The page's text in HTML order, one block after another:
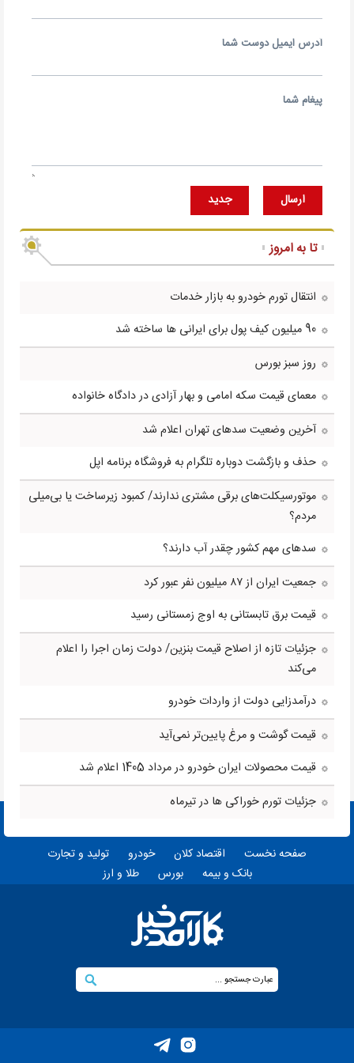
آدرس ايميل دوست شما
پيغام شما
ارسال جديد
تا به امروز
انتقال تورم خودرو به بازار خدمات
90 میلیون کیف پول برای ایرانی ها ساخته شد
روز سبز بورس
معمای قیمت سکه امامی و بهار آزادی در دادگاه خانواده
آخرین وضعیت سدهای تهران اعلام شد
حذف و بازگشت دوباره تلگرام به فروشگاه برنامه اپل
موتورسیکلت‌های برقی مشتری ندارند/ کمبود زیرساخت یا بی‌میلی
مردم؟
سدهای مهم کشور چقدر آب دارند؟
جمعیت ایران از ۸۷ میلیون نفر عبور کرد
قیمت برق تابستانی به اوج زمستانی رسید
جزئیات تازه از اصلاح قیمت بنزین/ دولت زمان اجرا را اعلام
می‌کند
درآمدزایی دولت از واردات خودرو
قیمت گوشت و مرغ پایین‌تر نمی‌آید
قیمت محصولات ایران خودرو در مرداد 1405 اعلام شد
جزئیات تورم خوراکی ها در تیرماه
صفحه نخست اقتصاد کلان خودرو
تولید و تجارت
بانک و بیمه
بورس طلا و ارز